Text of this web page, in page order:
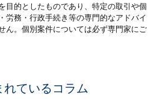
目的としたものであり、特定の取引や個
労務・行政手続き等の専門的なアドバイ
ん。個別案件については必ず専門家にご
れているコラム